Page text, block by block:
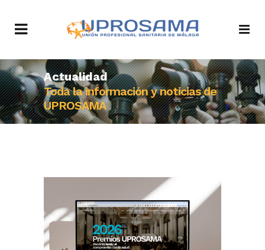
Actualidad
Toda la información y noticias de
UPROSAMA